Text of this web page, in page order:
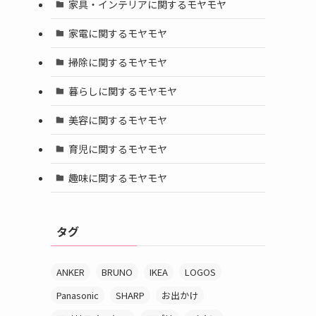
家具・インテリアに関するモヤモヤ
家電に関するモヤモヤ
掃除に関するモヤモヤ
暮らしに関するモヤモヤ
美容に関するモヤモヤ
育児に関するモヤモヤ
趣味に関するモヤモヤ
タグ
ANKER BRUNO IKEA
LOGOS
Panasonic
SHARP
お出かけ